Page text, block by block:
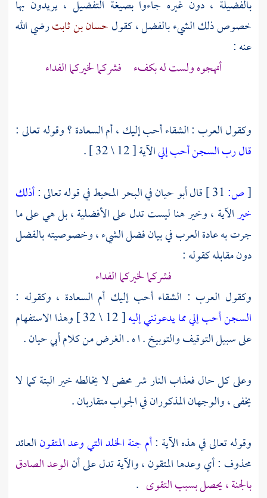
بالفضيلة ، دون غيره جاءوا بصيغة التفضيل ، يريدون بها
خصوص ذلك الشيء بالفضل ، كقولحسان بن ثابترضي الله
عنه :
أتهجوه ولست له بكفء فشركما لخيركما الفداء
وكقول العرب : الشقاء أحب إليك ، أم السعادة ؟ وقوله تعالى :
قال رب السجن أحب إليالآية [ 12 \ 32 ] .
[ص: قالأبو حيانفي البحر المحيط في قوله تعالى :أذلك
خيرالآية ، وخير هنا ليست تدل على الأفضلية ، بل هي على ما
جرت به عادة العرب في بيان فضل الشيء ، وخصوصيته بالفضل
دون مقابله كقوله :
فشركما لخيركما الفداء
وكقول العرب : الشقاء أحب إليك أم السعادة ، وكقوله :
السجن أحب إلي مما يدعونني إليه
[ 12 \ 32 ] وهذا الاستفهام
على سبيل التوقيف والتوبيخ . ا ه . الغرض من كلامأبي حيان.
وعلى كل حال فعذاب النار شر محض لا يخالطه خير البتة كما لا
يخفى ، والوجهان المذكوران في الجواب متقاربان .
وقوله تعالى في هذه الآية :أم جنة الخلد التي وعد المتقونالعائد
محذوف : أي وعدها المتقون ، والآية تدل على أنالوعد الصادق
بالجنة ، يحصل بسبب التقوى .